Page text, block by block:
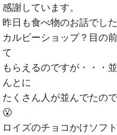
感謝しています。
昨日も食べ物のお話でし
カルビーショップ？目の
て
もらえるのですが・・・
んとに
たくさん人が並んでたの
😮
ロイズのチョコかけソフ